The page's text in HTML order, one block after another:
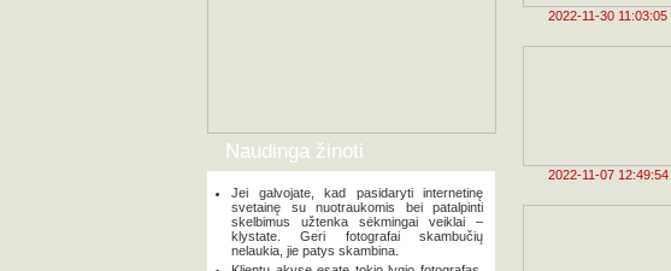
Naudinga žinoti
Jei galvojate, kad pasidaryti internetinę
svetainę su nuotraukomis bei patalpinti
skelbimus užtenka sėkmingai veiklai –
klystate. Geri fotografai skambučių
nelaukia, jie patys skambina.
2022-11-30 11:03:05
2022-11-07 12:49:54